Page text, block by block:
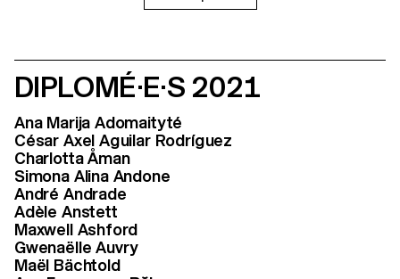
Curator, FOAM, Amsterdam
BA Photography
DIPLOMÉ·E·S 2021
Ana Marija Adomaityté
César Axel Aguilar Rodríguez
Charlotta Åman
Simona Alina Andone
André Andrade
Adèle Anstett
Maxwell Ashford
Gwenaëlle Auvry
Maël Bächtold